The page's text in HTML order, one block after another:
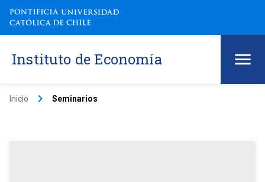
Instituto de Economía
Inicio keyboard_arrow_right Seminarios